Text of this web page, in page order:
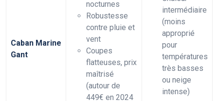
Caban Marine
Gant
nocturnes
Robustesse
contre pluie et
vent
Coupes
flatteuses, prix
maîtrisé
(autour de
449€ en 2024
intermédiaire
(moins
approprié
pour
températures
très basses
ou neige
intense)